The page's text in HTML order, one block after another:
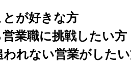
が好きな方
業職に挑戦したい方
われない営業がした